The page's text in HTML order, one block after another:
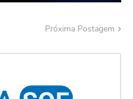
Próxima Postagem